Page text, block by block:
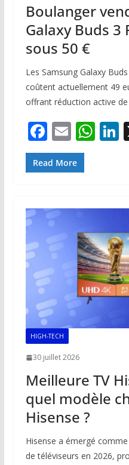
Boulanger
Galaxy Buds 3
sous 50 €
Les Samsung Galaxy
coûtent actuellement 49
offrant réduction active
F
ac
e
o
o
k
E
m
ai
W
h
A
p
p
Read More
HIGH-TECH
30 juillet 2026
Meilleure TV
quel modèle
Hisense ?
Hisense a émergé
de téléviseurs en 2026,